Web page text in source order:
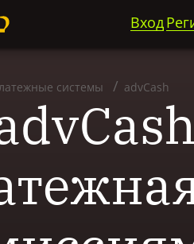
Вход
системы advCash